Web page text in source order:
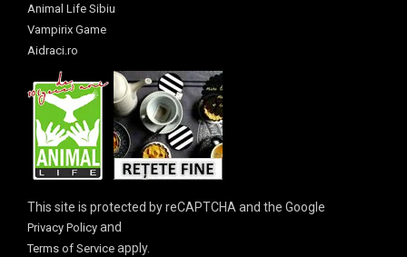
Animal Life Sibiu
Vampirix Game
Aidraci.ro
This site is protected by reCAPTCHA and the Google
Privacy Policy and
Terms of Service apply.